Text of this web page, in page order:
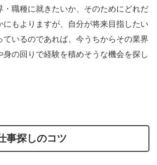
・職種に就きたいか、そのためにどれだ
にもよりますが、自分が将来目指したい
ているのであれば、今うちからその業界
身の回りで経験を積めそうな機会を探し
事探しのコツ